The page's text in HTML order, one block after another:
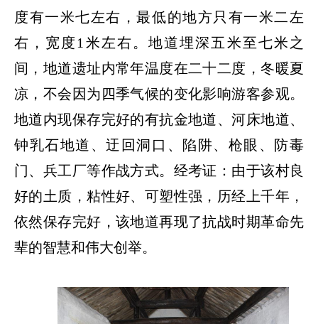
度有一米七左右，最低的地方只有一米二左
右，宽度1米左右。地道埋深五米至七米之
间，地道遗址内常年温度在二十二度，冬暖夏
凉，不会因为四季气候的变化影响游客参观。
地道内现保存完好的有抗金地道、河床地道、
钟乳石地道、迂回洞口、陷阱、枪眼、防毒
门、兵工厂等作战方式。经考证：由于该村良
好的土质，粘性好、可塑性强，历经上千年，
依然保存完好，该地道再现了抗战时期革命先
辈的智慧和伟大创举。